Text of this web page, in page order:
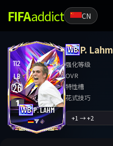
FIFAaddict CN
112
LB
26
1
P. LAHM
P. Lahm
强化等级
OVR
特性槽
花式技巧